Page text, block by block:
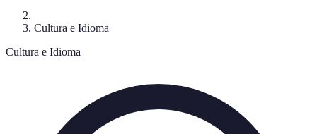
Cultura e Idioma
Cultura e Idioma